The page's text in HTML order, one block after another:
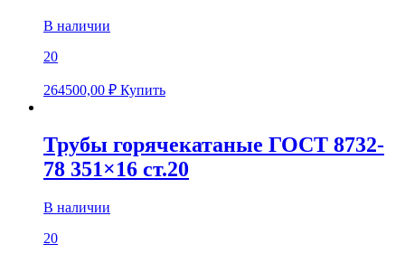
В наличии
20
264500,00 ₽ Купить
Трубы горячекатаные ГОСТ 8732-
78 351×16 ст.20
В наличии
20